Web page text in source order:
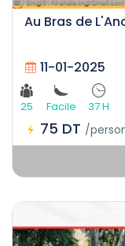
Au Bras de
11-01-2025
25 Facile 37 H
75 DT /